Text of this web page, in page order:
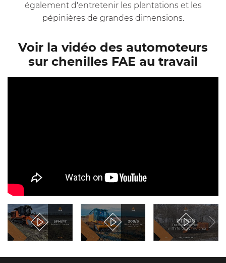
également d'entretenir les plantations et les
pépinières de grandes dimensions.
Voir la vidéo des automoteurs
sur chenilles FAE au travail